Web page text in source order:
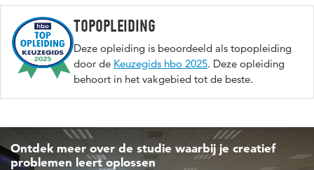
Topopleiding
Deze opleiding is beoordeeld als topopleiding
door de Keuzegids hbo 2025. Deze opleiding
behoort in het vakgebied tot de beste.
Ontdek meer over de studie waarbij je creatief
problemen leert oplossen